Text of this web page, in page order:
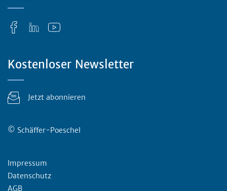
Kostenloser Newsletter
Jetzt abonnieren
© Schäffer-Poeschel
Rechtliches
Impressum
Datenschutz
AGB